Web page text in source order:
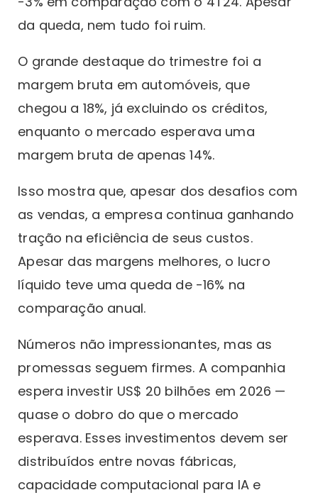
da queda, nem tudo foi ruim.
O grande destaque do trimestre foi a
margem bruta em automóveis, que
chegou a 18%, já excluindo os créditos,
enquanto o mercado esperava uma
margem bruta de apenas 14%.
Isso mostra que, apesar dos desafios com
as vendas, a empresa continua ganhando
tração na eficiência de seus custos.
Apesar das margens melhores, o lucro
líquido teve uma queda de -16% na
comparação anual.
Números não impressionantes, mas as
promessas seguem firmes. A companhia
espera investir US$ 20 bilhões em 2026 —
quase o dobro do que o mercado
esperava. Esses investimentos devem ser
distribuídos entre novas fábricas,
capacidade computacional para IA e